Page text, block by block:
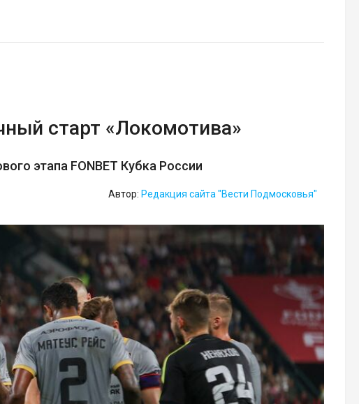
старт «Локомотива»
этапа FONBET Кубка России
Автор: Редакция сайта "Вести Подмосковья"